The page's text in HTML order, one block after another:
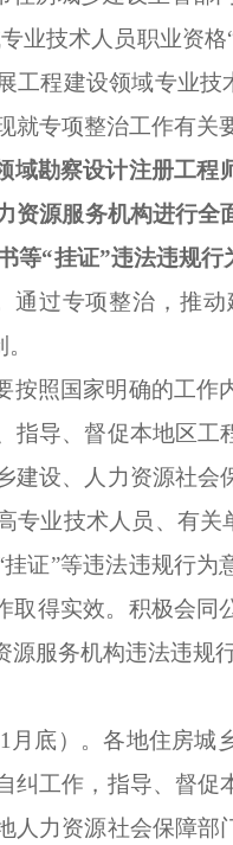
业技术人员职业资
工程建设领域专业技
就专项整治工作有关
域勘察设计注册工程
资源服务机构进行
等“挂证”违法违规
通过专项整治，推
按照国家明确的工
指导、督促本地区工
建设、人力资源社
专业技术人员、有
证”等违法违规行
取得实效。积极会
服务机构违法违规
1 月底）。各地住房城
纠工作，指导、督
人力资源社会保障